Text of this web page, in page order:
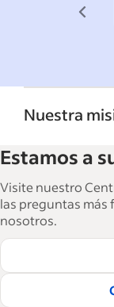
Nuestra
Indeed ayuda
gestionar su
15,000
consejos
prácticas
contratar y
Lea nuestras
Estamos a
Visite nuestro
las preguntas más
nosotros.